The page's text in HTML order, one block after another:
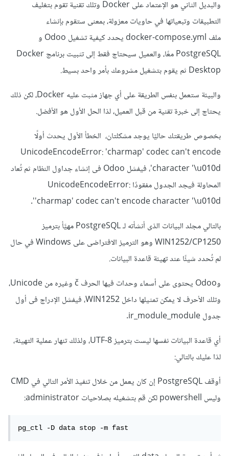
والبديل الثاني هو الإعتماد على Docker وتلك تقنية تقوم بتغليف
التطبيقات وتبعياتها في حاويات معزولة، بمعنى ستقوم بإنشاء
ملف docker-compose.yml يحدد كيفية تشغيل Odoo و
PostgreSQL معًا، والعميل سيحتاج فقط إلى تثبيت برنامج Docker
Desktop ثم يقوم بتشغيل مشروعك بأمر واحد بسيط.
والبيئة ستعمل بنفس الطريقة على أي جهاز مثبت عليه Docker، لكن ذلك
يحتاج إلى خبرة تقنية من قبل العميل، لذا الحل الأول هو الأفضل.
بخصوص طريقتك حاليًا يوجد مشكلتان، الخطأ الأول يحدث أولًا
UnicodeEncodeError: 'charmap' codec can't encode
character '\u010d'، فيفشل Odoo فى إنشاء جداول النظام ثم تُعاد
المحاولة فيجد الجدول مفقودًا UnicodeEncodeError:
'charmap' codec can't encode character '\u010d'.
بالتالي مجلد البيانات الذى أنشأته لـ PostgreSQL مهيَّأ بترميز
WIN1252/CP1250 وهو الترميز الافتراضى على Windows في حال
لم تُحدد شيئًا عند تهيئة قاعدة البيانات.
وOdoo يحتوى على أسماء وحدات فيها الحرف č وغيره من Unicode،
وتلك الأحرف لا يمكن تمثيلها داخل WIN1252، فيفشل الإدراج فى أول
جدول ir_module_module.
أي قاعدة البيانات نفسها ليست بترميز UTF-8، ولذلك تنهار عملية التهيئة،
لذا عليك بالتالي:
أوقف PostgreSQL إن كان يعمل من خلال تنفيذ الأمر التالي في CMD
وليس powershell لكن قم بتشغيله بصلاحيات administrator: